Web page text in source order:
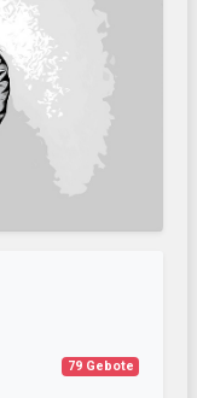
79 Gebote